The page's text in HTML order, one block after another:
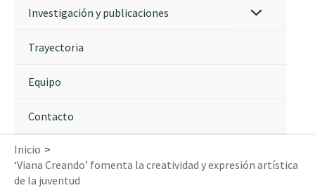
Investigación y publicaciones
Trayectoria
Equipo
Contacto
Inicio
‘Viana Creando’ fomenta la creatividad y expresión artística
de la juventud